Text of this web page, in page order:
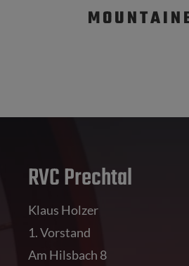
RVC Prechtal
Klaus Holzer
1. Vorstand
Am Hilsbach 8